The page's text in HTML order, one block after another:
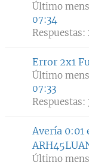
Último
07:34
Respuestas:
Error 2x1
Último
07:33
Respuestas:
Avería
Último